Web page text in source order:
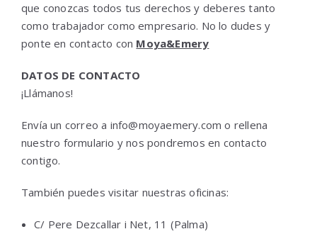
que conozcas todos tus derechos y deberes tanto
como trabajador como empresario. No lo dudes y
ponte en contacto con Moya&Emery
DATOS DE CONTACTO
¡Llámanos!
Envía un correo a info@moyaemery.com o rellena
nuestro formulario y nos pondremos en contacto
contigo.
También puedes visitar nuestras oficinas:
C/ Pere Dezcallar i Net, 11 (Palma)